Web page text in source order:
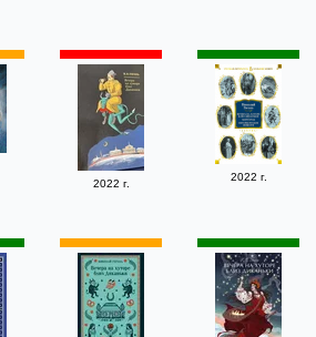
2022 г.
2022 г.